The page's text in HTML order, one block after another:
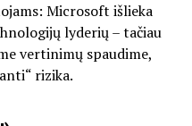
Microsoft išlieka
lyderių – tačiau
vertinimų spaudime,
rizika.